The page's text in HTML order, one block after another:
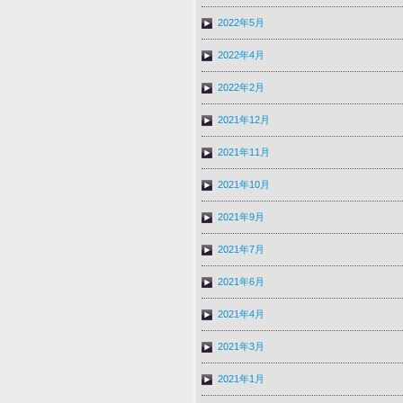
2022年5月
2022年4月
2022年2月
2021年12月
2021年11月
2021年10月
2021年9月
2021年7月
2021年6月
2021年4月
2021年3月
2021年1月